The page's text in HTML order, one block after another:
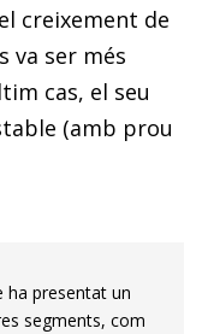
creixement de
va ser més
cas, el seu
(amb prou
ha presentat un
segments, com